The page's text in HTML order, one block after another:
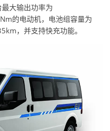
大输出功率为
的电动机，电池组容量为
，并支持快充功能。